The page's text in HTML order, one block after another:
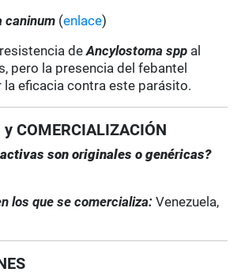
caninum (enlace)
deAncylostoma spp al
pero la presencia del febantel
la eficacia contra este parásito.
y COMERCIALIZACIÓN
son originales o genéricas?
los que se comercializa:Venezuela,